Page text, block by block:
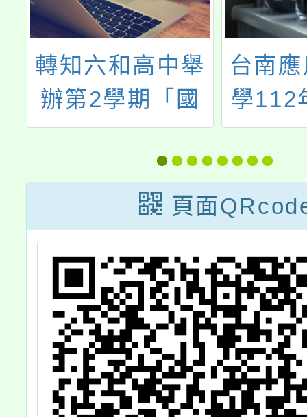
轉知六和高中舉
辦第2學期「國
中學術及性向探
索活動」
台南
學112
(六)舉
南應
來」-
開
頁面